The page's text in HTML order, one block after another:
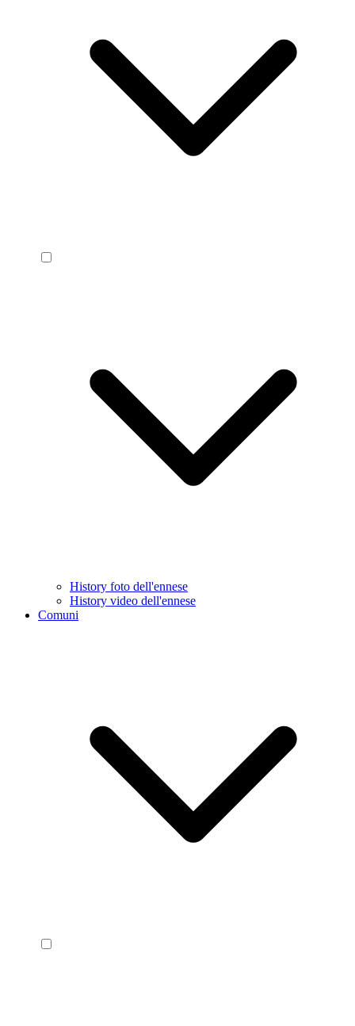
History foto dell'ennese
History video dell'ennese
Comuni